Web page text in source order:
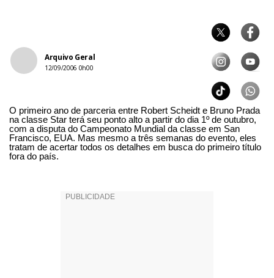
Arquivo Geral
12/09/2006 0h00
O primeiro ano de parceria entre Robert Scheidt e Bruno Prada
na classe Star terá seu ponto alto a partir do dia 1º de outubro,
com a disputa do Campeonato Mundial da classe em San
Francisco, EUA. Mas mesmo a três semanas do evento, eles
tratam de acertar todos os detalhes em busca do primeiro título
fora do país.